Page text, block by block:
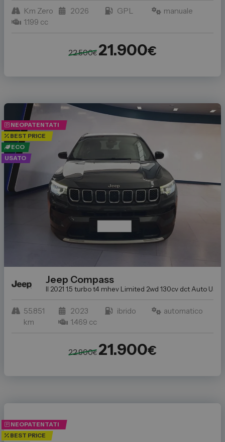
Km Zero 2026 GPL
manuale
1.199 cc
22.500€ 21.900€
NEOPATENTATI
BEST PRICE
ECO
USATO
Jeep Compass
II 2021 1.5 turbo t4 mhev Limited 2wd 130cv dct Auto
55.851
km
2023 ibrido
automatico
1.469 cc
22.900€ 21.900€
NEOPATENTATI
BEST PRICE